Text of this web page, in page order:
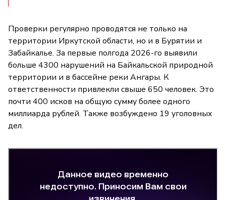
Проверки регулярно проводятся не только на
территории Иркутской области, но и в Бурятии и
Забайкалье. За первые полгода 2026-го выявили
больше 4300 нарушений на Байкальской природной
территории и в бассейне реки Ангары. К
ответственности привлекли свыше 650 человек. Это
почти 400 исков на общую сумму более одного
миллиарда рублей. Также возбуждено 19 уголовных
дел.